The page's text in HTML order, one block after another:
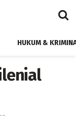
HUKUM &